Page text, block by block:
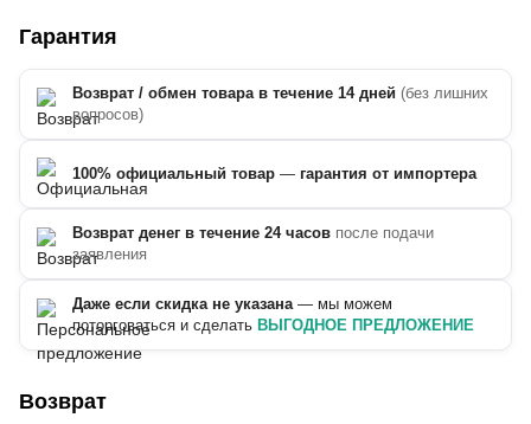
Гарантия
Возврат / обмен товара в течение 14 дней (без лишних
вопросов)
100% официальный товар — гарантия от импортера
Возврат денег в течение 24 часов после подачи
заявления
Даже если скидка не указана — мы можем
поторговаться и сделать ВЫГОДНОЕ ПРЕДЛОЖЕНИЕ
Возврат